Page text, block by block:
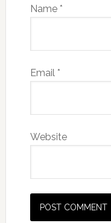
Name *
Email *
Website